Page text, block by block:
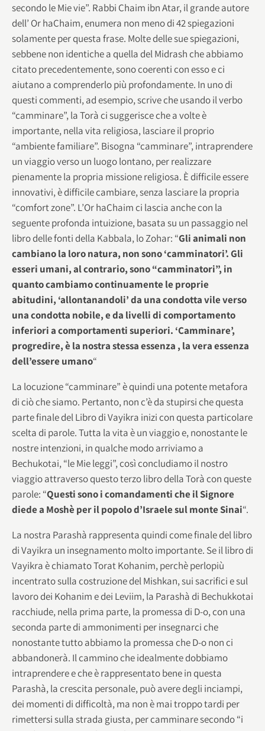
secondo le Mie vie”. Rabbi Chaim ibn Atar, il grande autore
dell’ Or haChaim, enumera non meno di 42 spiegazioni
solamente per questa frase. Molte delle sue spiegazioni,
sebbene non identiche a quella del Midrash che abbiamo
citato precedentemente, sono coerenti con esso e ci
aiutano a comprenderlo più profondamente. In uno di
questi commenti, ad esempio, scrive che usando il verbo
“camminare”, la Torà ci suggerisce che a volte è
importante, nella vita religiosa, lasciare il proprio
“ambiente familiare”. Bisogna “camminare”, intraprendere
un viaggio verso un luogo lontano, per realizzare
pienamente la propria missione religiosa. È difficile essere
innovativi, è difficile cambiare, senza lasciare la propria
“comfort zone”. L’Or haChaim ci lascia anche con la
seguente profonda intuizione, basata su un passaggio nel
libro delle fonti della Kabbala, lo Zohar: “Gli animali non
cambiano la loro natura, non sono ‘camminatori’. Gli
esseri umani, al contrario, sono “camminatori”, in
quanto cambiamo continuamente le proprie
abitudini, ‘allontanandoli’ da una condotta vile verso
una condotta nobile, e da livelli di comportamento
inferiori a comportamenti superiori. ‘Camminare’,
progredire, è la nostra stessa essenza , la vera essenza
dell’essere umano“
La locuzione “camminare” è quindi una potente metafora
di ciò che siamo. Pertanto, non c’è da stupirsi che questa
parte finale del Libro di Vayikra inizi con questa particolare
scelta di parole. Tutta la vita è un viaggio e, nonostante le
nostre intenzioni, in qualche modo arriviamo a
Bechukotai, “le Mie leggi”, così concludiamo il nostro
viaggio attraverso questo terzo libro della Torà con queste
parole: “Questi sono i comandamenti che il Signore
diede a Moshè per il popolo d’Israele sul monte Sinai“.
La nostra Parashà rappresenta quindi come finale del libro
di Vayikra un insegnamento molto importante. Se il libro di
Vayikra è chiamato Torat Kohanim, perchè perlopiù
incentrato sulla costruzione del Mishkan, sui sacrifici e sul
lavoro dei Kohanim e dei Leviim, la Parashà di Bechukkotai
racchiude, nella prima parte, la promessa di D-o, con una
seconda parte di ammonimenti per insegnarci che
nonostante tutto abbiamo la promessa che D-o non ci
abbandonerà. Il cammino che idealmente dobbiamo
intraprendere e che è rappresentato bene in questa
Parashà, la crescita personale, può avere degli inciampi,
dei momenti di difficoltà, ma non è mai troppo tardi per
rimettersi sulla strada giusta, per camminare secondo “i